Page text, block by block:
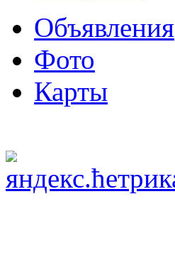
Объявления
Фото
Карты